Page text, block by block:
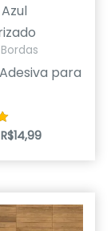
para
R$14,99